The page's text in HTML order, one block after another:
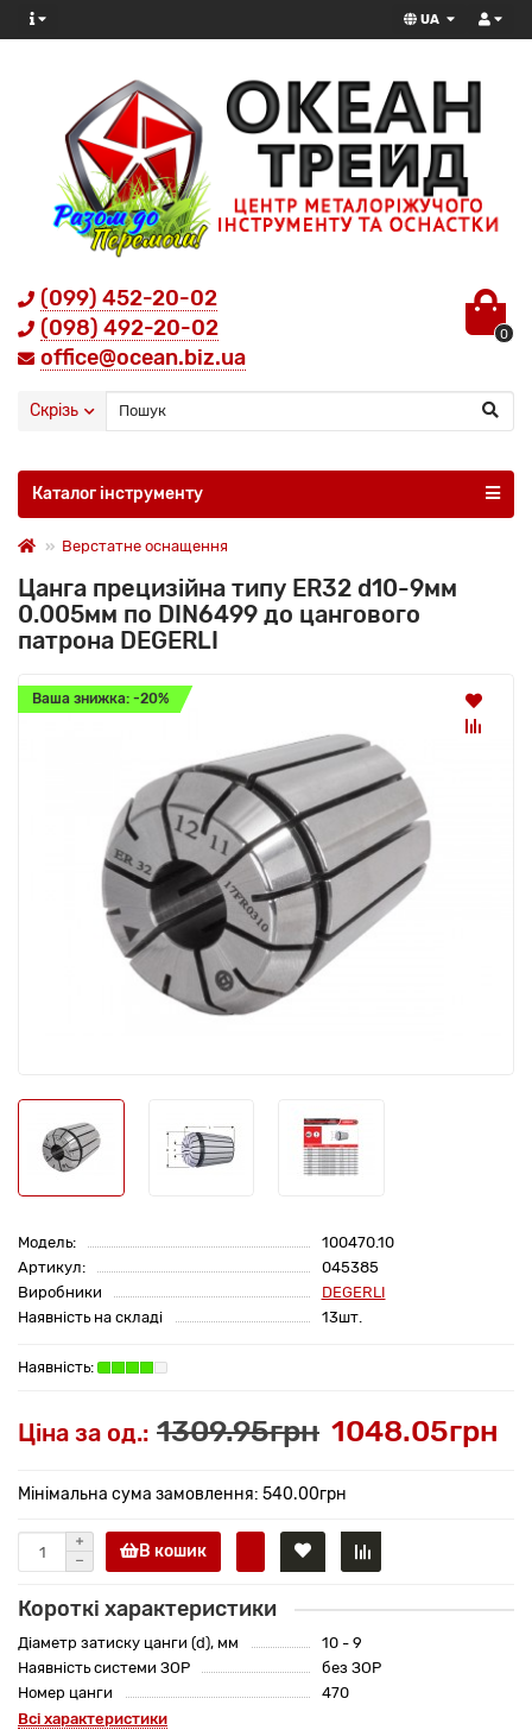
UA
(099) 452-20-02
(098) 492-20-02
office@ocean.biz.ua
0
Скрізь
Каталог інструменту
Верстатне оснащення
Цанга прецизійна типу ER32 d10-9мм
0.005мм по DIN6499 до цангового
патрона DEGERLI
Ваша знижка: -20%
Модель:
100470.10
Артикул:
045385
Виробники
DEGERLI
Наявність на складі
13шт.
Ціна за од.: 1309.95грн 1048.05грн
Мінімальна сума замовлення: 540.00грн
В кошик
Короткі характеристики
Діаметр затиску цанги (d), мм
10 - 9
Наявність системи ЗОР
без ЗОР
Номер цанги
470
Всі характеристики